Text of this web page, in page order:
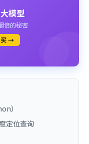
模型
倍的秘密
买 →
）
定位查询